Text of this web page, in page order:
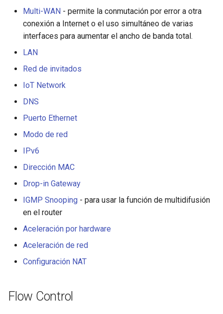
Multi-WAN - permite la conmutación por error a otra
conexión a Internet o el uso simultáneo de varias
interfaces para aumentar el ancho de banda total.
LAN
Red de invitados
IoT Network
DNS
Puerto Ethernet
Modo de red
IPv6
Dirección MAC
Drop-in Gateway
IGMP Snooping - para usar la función de multidifusión
en el router
Aceleración por hardware
Aceleración de red
Configuración NAT
Flow Control